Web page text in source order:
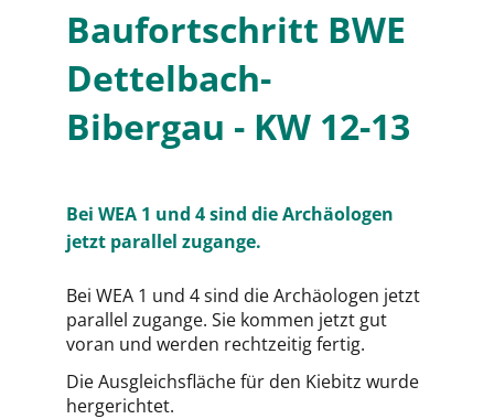
Baufortschritt BWE
Dettelbach-
Bibergau - KW 12-13
Bei WEA 1 und 4 sind die Archäologen
jetzt parallel zugange.
Bei WEA 1 und 4 sind die Archäologen jetzt
parallel zugange. Sie kommen jetzt gut
voran und werden rechtzeitig fertig.
Die Ausgleichsfläche für den Kiebitz wurde
hergerichtet.